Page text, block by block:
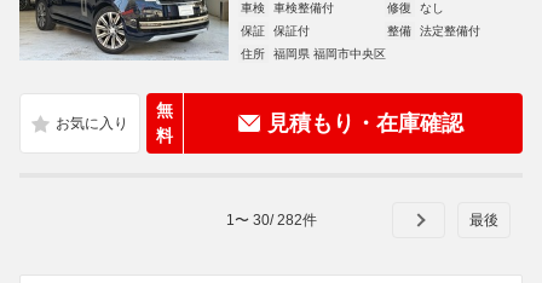
車検
車検整備付 修復
なし
保証
保証付 整備
法定整備付
住所
福岡県 福岡市中央区
無
料
見積もり・在庫確認
1 〜 30/282件